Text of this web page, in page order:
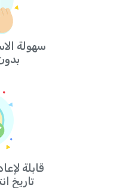
سهولة
قابلة
تاريخ